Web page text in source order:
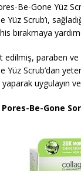
Be-Gone Yüz
Scrub’ı,
bırakmaya
paraben
Yüz Scrub’dan
uygulayın
Be-Gone